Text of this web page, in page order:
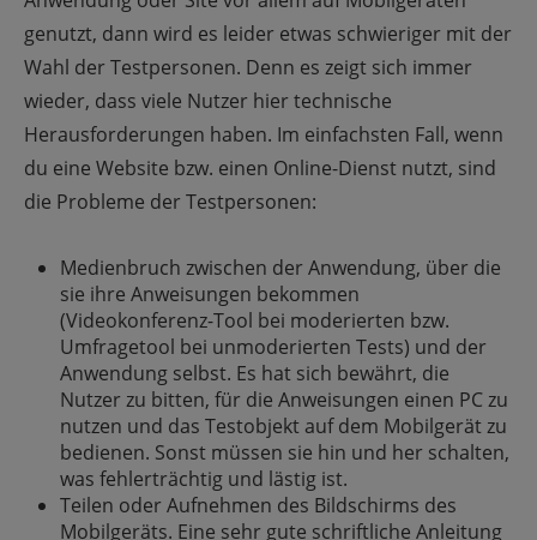
genutzt, dann wird es leider etwas schwieriger mit der
Wahl der Testpersonen. Denn es zeigt sich immer
wieder, dass viele Nutzer hier technische
Herausforderungen haben. Im einfachsten Fall, wenn
du eine Website bzw. einen Online-Dienst nutzt, sind
die Probleme der Testpersonen:
Medienbruch zwischen der Anwendung, über die
sie ihre Anweisungen bekommen
(Videokonferenz-Tool bei moderierten bzw.
Umfragetool bei unmoderierten Tests) und der
Anwendung selbst. Es hat sich bewährt, die
Nutzer zu bitten, für die Anweisungen einen PC zu
nutzen und das Testobjekt auf dem Mobilgerät zu
bedienen. Sonst müssen sie hin und her schalten,
was fehlerträchtig und lästig ist.
Teilen oder Aufnehmen des Bildschirms des
Mobilgeräts. Eine sehr gute schriftliche Anleitung